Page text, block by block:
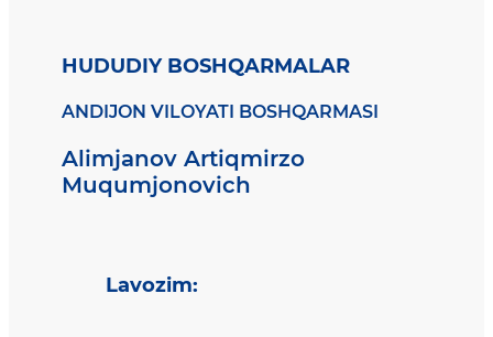
HUDUDIY BOSHQARMALAR
ANDIJON VILOYATI BOSHQARMASI
Alimjanov Artiqmirzo
Muqumjonovich
Lavozim: